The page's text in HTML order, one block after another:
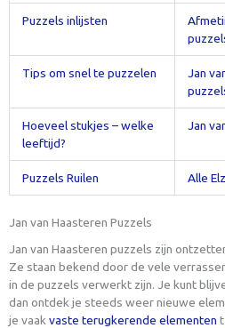
Puzzels inlijsten
Tips om snel te puzzelen
Jan
Hoeveel stukjes – welke
leeftijd?
Jan
Puzzels Ruilen Alle
Jan van Haasteren Puzzels
Jan van Haasteren puzzels zijn
Ze staan bekend door de vele
in de puzzels verwerkt zijn. Je kunt
dan ontdek je steeds weer nieuwe
je vaak vaste terugkerende elementen